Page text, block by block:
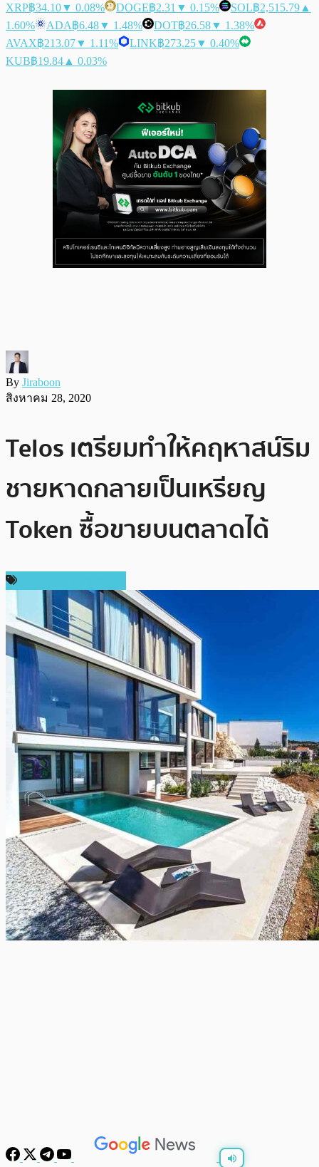
XRP฿34.10▼ 0.08% DOGE฿2.31 ▼ 0.15% SOL฿2,515.79 ▲
1.60%
ADA฿6.48▼ 1.48% DOT฿26.58▼ 1.38%
AVAX฿213.07▼ 1.11% LINK฿273.25▼ 0.40%
KUB฿19.84 ▲ 0.03%
By Jiraboon
สิงหาคม 28, 2020
Telos เตรียมทำให้คฤหาสน์ริม
ชายหาดกลายเป็นเหรียญ
Token ซื้อขายบนตลาดได้